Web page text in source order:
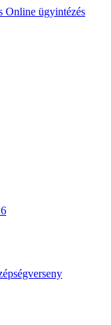
Online ügyintézés